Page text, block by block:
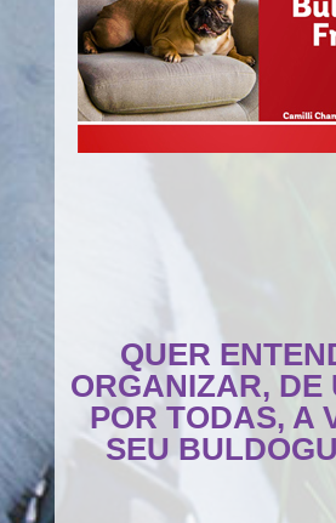
QUER
ORGANIZAR, DE
POR TODAS, A
SEU